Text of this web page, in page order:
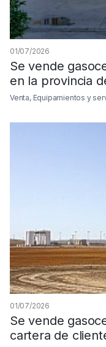
01/07/2026
Se vende
en la provincia
Venta, Equipamientos y
01/07/2026
Se vende
cartera de